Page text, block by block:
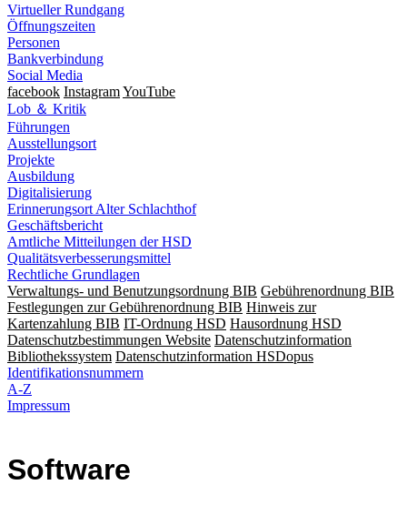
Virtueller Rundgang
Öffnungszeiten
Personen
Bankverbindung
Social Media
facebook InstagramYouTube
Lob ＆ Kritik
Führungen
Ausstellungsort
Projekte
Ausbildung
Digitalisierung
Erinnerungsort Alter Schlachthof
Geschäftsbericht
Amtliche Mitteilungen der HSD
Qualitätsverbesserungsmittel
Rechtliche Grundlagen
Verwaltungs- und Benutzungsordnung BIB Gebührenordnung BIB
Festlegungen zur Gebührenordnung BIB Hinweis zur
Kartenzahlung BIB IT-Ordnung HSD Hausordnung HSD
Datenschutzbestimmungen Website Datenschutzinformation
Bibliothekssystem Datenschutzinformation HSDopus
Identifikationsnummern
A-Z
Impressum
Software